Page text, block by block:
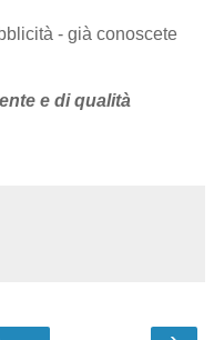
- già conoscete
e di qualità